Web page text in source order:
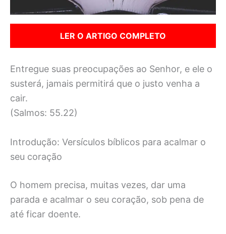
LER O ARTIGO COMPLETO
Entregue suas preocupações ao Senhor, e ele o
susterá, jamais permitirá que o justo venha a
cair.
(Salmos: 55.22)
Introdução: Versículos bíblicos para acalmar o
seu coração
O homem precisa, muitas vezes, dar uma
parada e acalmar o seu coração, sob pena de
até ficar doente.